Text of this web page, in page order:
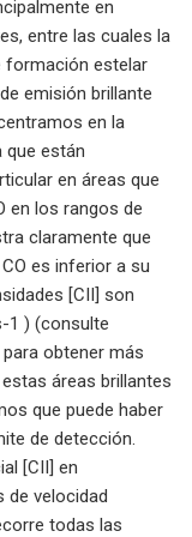
en
entre las cuales la
formación estelar
emisión brillante
en la
que están
en áreas que
en los rangos de
claramente que
es inferior a su
[CII] son
1 ) (consulte
obtener más
áreas brillantes
que puede haber
de detección.
[CII] en
de velocidad
todas las